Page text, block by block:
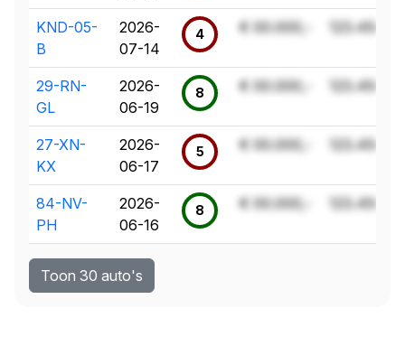
KND-05-
B
2026-
07-14
4 € 00.000,- 123.456 km
29-RN-
GL
2026-
06-19
8 € 00.000,- 123.456 km
27-XN-
KX
2026-
06-17
5 € 00.000,- 123.456 km
84-NV-
PH
2026-
06-16
8 € 00.000,- 123.456 km
Toon 30 auto's